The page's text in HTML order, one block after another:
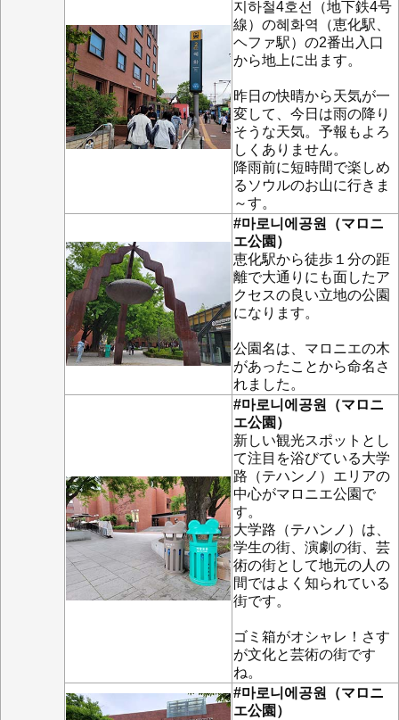
지하철4호선（地下鉄4号
線）の혜화역（恵化駅、
ヘファ駅）の2番出入口
から地上に出ます。
昨日の快晴から天気が一
変して、今日は雨の降り
そうな天気。予報もよろ
しくありません。
降雨前に短時間で楽しめ
るソウルのお山に行きま
～す。
#마로니에공원（マロニ
エ公園）
恵化駅から徒歩１分の距
離で大通りにも面したア
クセスの良い立地の公園
になります。
公園名は、マロニエの木
があったことから命名さ
れました。
#마로니에공원（マロニ
エ公園）
新しい観光スポットとし
て注目を浴びている大学
路（テハンノ）エリアの
中心がマロニエ公園で
す。
大学路（テハンノ）は、
学生の街、演劇の街、芸
術の街として地元の人の
間ではよく知られている
街です。
ゴミ箱がオシャレ！さす
が文化と芸術の街です
ね。
#마로니에공원（マロニ
エ公園）